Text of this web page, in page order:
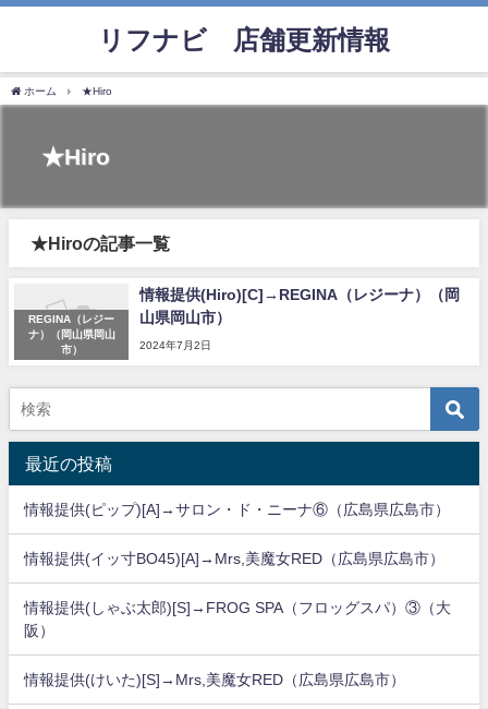
リフナビ®店舗更新情報
ホーム ★Hiro
★Hiro
★Hiroの記事一覧
REGINA（レジー
ナ）（岡山県岡山
市）
情報提供(Hiro)[C]→REGINA（レジーナ）（岡
山県岡山市）
2024年7月2日
最近の投稿
情報提供(ピップ)[A]→サロン・ド・ニーナ⑥（広島県広島市）
情報提供(イッ寸BO45)[A]→Mrs,美魔女RED（広島県広島市）
情報提供(しゃぶ太郎)[S]→FROG SPA（フロッグスパ）③（大
阪）
情報提供(けいた)[S]→Mrs,美魔女RED（広島県広島市）